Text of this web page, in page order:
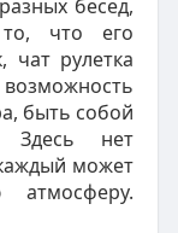
бесед,
что его
чат рулетка
быть собой
Здесь нет
может